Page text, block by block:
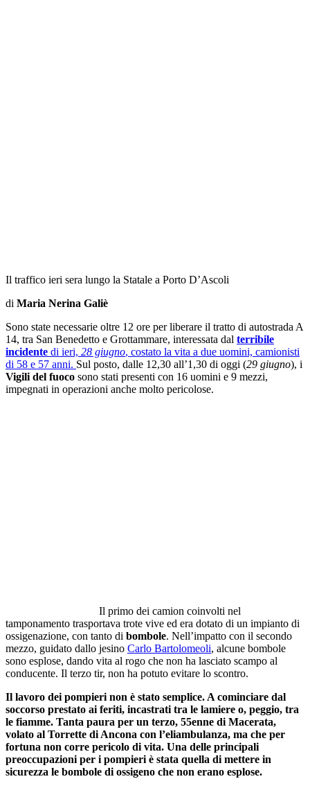
Il traffico ieri sera lungo la Statale a Porto D’Ascoli
di Maria Nerina Galiè
Sono state necessarie oltre 12 ore per liberare il tratto di autostrada A
14, tra San Benedetto e Grottammare, interessata dal terribile
incidente di ieri, 28 giugno, costato la vita a due uomini, camionisti
di 58 e 57 anni. Sul posto, dalle 12,30 all’1,30 di oggi (29 giugno), i
Vigili del fuoco sono stati presenti con 16 uomini e 9 mezzi,
impegnati in operazioni anche molto pericolose.
Il primo dei camion coinvolti nel
tamponamento trasportava trote vive ed era dotato di un impianto di
ossigenazione, con tanto di bombole. Nell’impatto con il secondo
mezzo, guidato dallo jesino Carlo Bartolomeoli, alcune bombole
sono esplose, dando vita al rogo che non ha lasciato scampo al
conducente. Il terzo tir, non ha potuto evitare lo scontro.
Il lavoro dei pompieri non è stato semplice. A cominciare dal
soccorso prestato ai feriti, incastrati tra le lamiere o, peggio, tra
le fiamme. Tanta paura per un terzo, 55enne di Macerata,
volato al Torrette di Ancona con l’eliambulanza, ma che per
fortuna non corre pericolo di vita. Una delle principali
preoccupazioni per i pompieri è stata quella di mettere in
sicurezza le bombole di ossigeno che non erano esplose.